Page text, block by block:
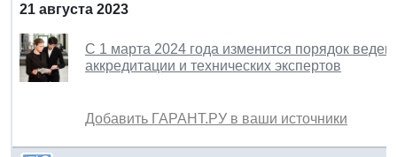
21 августа 2023
С 1 марта 2024 года изменится порядок
аккредитации и технических экспертов
Добавить ГАРАНТ.РУ в ваши источники